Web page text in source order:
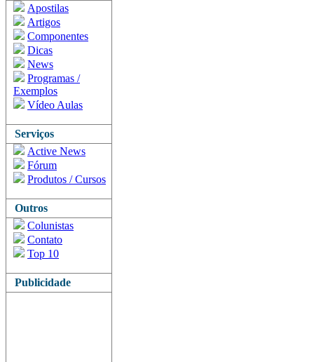
Apostilas
Artigos
Componentes
Dicas
News
Programas /
Exemplos
Vídeo Aulas
Serviços
Active News
Fórum
Produtos / Cursos
Outros
Colunistas
Contato
Top 10
Publicidade